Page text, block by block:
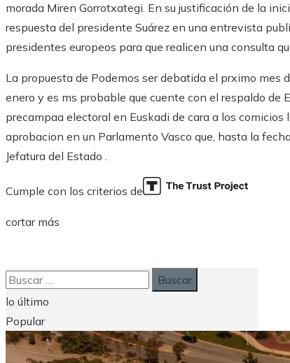
morada Miren Gorrotxategi. En su justificación de la
respuesta del presidente Suárez en una entrevista
presidentes europeos para que realicen una consulta
La propuesta de Podemos ser debatida el prximo
enero y es ms probable que cuente con el respaldo de
precampaa electoral en Euskadi de cara a los
aprobacion en un Parlamento Vasco que, hasta la
Jefatura del Estado .
Cumple con los criterios de
cortar más
Buscar:
lo último
Popular